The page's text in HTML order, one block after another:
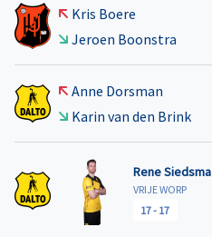
Kris Boere
Jeroen Boonstra
Anne Dorsman
Karin van den Brink
Rene Siedsma
VRIJE WORP
17- 17